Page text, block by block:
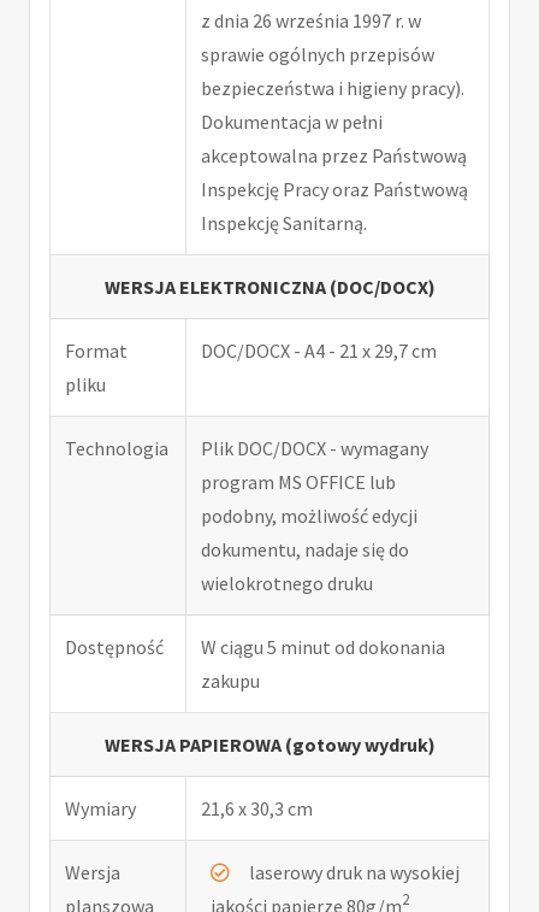
z dnia 26 września 1997 r. w
sprawie ogólnych przepisów
bezpieczeństwa i higieny pracy).
Dokumentacja w pełni
akceptowalna przez Państwową
Inspekcję Pracy oraz Państwową
Inspekcję Sanitarną.
WERSJA ELEKTRONICZNA (DOC/DOCX)
Format
pliku
DOC/DOCX - A4 - 21 x 29,7 cm
Technologia
Plik DOC/DOCX - wymagany
program MS OFFICE lub
podobny, możliwość edycji
dokumentu, nadaje się do
wielokrotnego druku
Dostępność
W ciągu 5 minut od dokonania
zakupu
WERSJA PAPIEROWA (gotowy wydruk)
Wymiary 21,6 x 30,3 cm
Wersja
planszowa
laserowy druk na wysokiej
jakości papierze 80g/m2